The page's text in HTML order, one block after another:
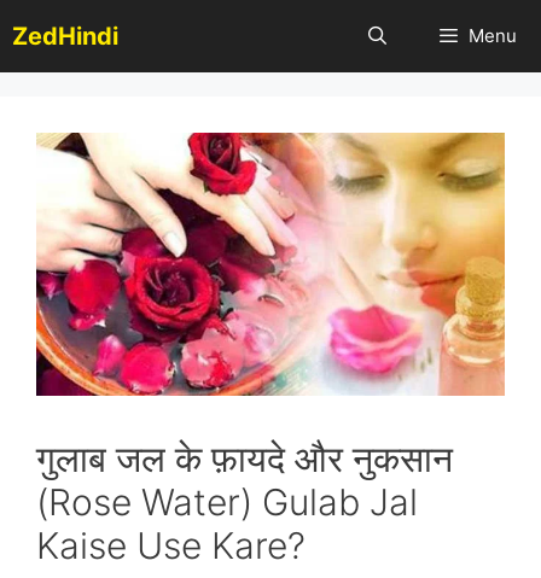
to
content
ZedHindi Menu
गुलाब जल के फ़ायदे और नुकसान
(Rose Water) Gulab Jal
Kaise Use Kare?